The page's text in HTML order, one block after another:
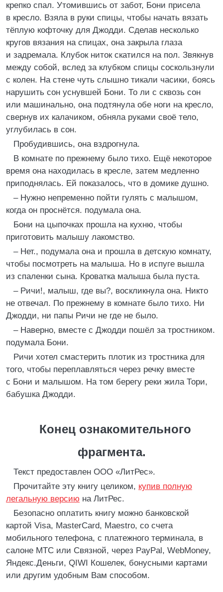
крепко спал. Утомившись от забот, Бони присела
в кресло. Взяла в руки спицы, чтобы начать вязать
тёплую кофточку для Джодди. Сделав несколько
кругов вязания на спицах, она закрыла глаза
и задремала. Клубок ниток скатился на пол. Звякнув
между собой, вслед за клубком спицы соскользнули
с колен. На стене чуть слышно тикали часики, боясь
нарушить сон уснувшей Бони. То ли с сквозь сон
или машинально, она подтянула обе ноги на кресло,
свернув их калачиком, обняла руками своё тело,
углубилась в сон.
Пробудившись, она вздрогнула.
В комнате по прежнему было тихо. Ещё некоторое
время она находилась в кресле, затем медленно
приподнялась. Ей показалось, что в домике душно.
– Нужно непременно пойти гулять с малышом,
когда он проснётся. подумала она.
Бони на цыпочках прошла на кухню, чтобы
приготовить малышу лакомство.
– Нет., подумала она и прошла в детскую комнату,
чтобы посмотреть на малыша. Но в испуге вышла
из спаленки сына. Кроватка малыша была пуста.
– Ричи!, малыш, где вы?, воскликнула она. Никто
не отвечал. По прежнему в комнате было тихо. Ни
Джодди, ни папы Ричи не где не было.
– Наверно, вместе с Джодди пошёл за тростником.
подумала Бони.
Ричи хотел смастерить плотик из тростника для
того, чтобы переплавляться через речку вместе
с Бони и малышом. На том берегу реки жила Тори,
бабушка Джодди.
Конец ознакомительного
фрагмента.
Текст предоставлен ООО «ЛитРес».
Прочитайте эту книгу целиком, купив полную
легальную версию на ЛитРес.
Безопасно оплатить книгу можно банковской
картой Visa, MasterCard, Maestro, со счета
мобильного телефона, с платежного терминала, в
салоне МТС или Связной, через PayPal, WebMoney,
Яндекс.Деньги, QIWI Кошелек, бонусными картами
или другим удобным Вам способом.